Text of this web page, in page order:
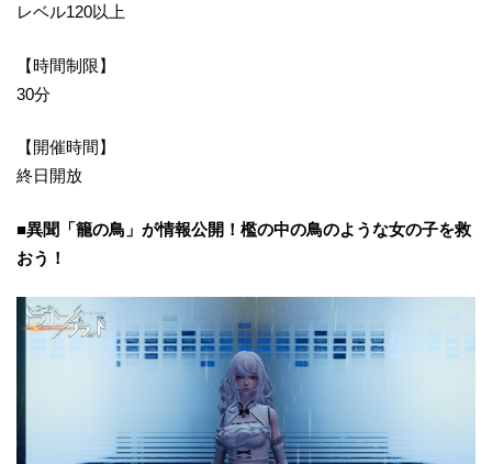
レベル120以上
【時間制限】
30分
【開催時間】
終日開放
■異聞「籠の鳥」が情報公開！檻の中の鳥のような女の子を救
おう！